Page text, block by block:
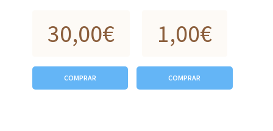
30,00€
COMPRAR
1,00€
COMPRAR